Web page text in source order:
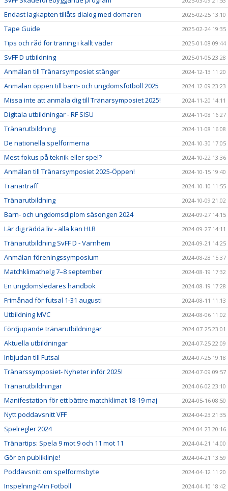
Endast lagkapten tillåts dialog med domaren 2025-02-25 13:10
Tape Guide 2025-02-24 19:35
Tips och råd för träning i kallt väder 2025-01-08 09:44
SvFF D utbildning 2025-01-05 23:28
Anmälan till Tränarsymposiet stänger 2024-12-13 11:20
Anmälan öppen till barn- och ungdomsfotboll 2025 2024-12-09 23:23
Missa inte att anmäla dig till Tränarsymposiet 2025! 2024-11-20 14:11
Digitala utbildningar - RF SISU 2024-11-08 16:27
Tränarutbildning 2024-11-08 16:08
De nationella spelformerna 2024-10-30 17:05
Mest fokus på teknik eller spel? 2024-10-22 13:36
Anmälan till Tränarsymposiet 2025-Öppen! 2024-10-15 19:40
Tränarträff 2024-10-10 11:55
Tränarutbildning 2024-10-09 21:02
Barn- och ungdomsdiplom säsongen 2024 2024-09-27 14:15
Lär dig rädda liv - alla kan HLR 2024-09-27 14:11
Tränarutbildning SvFF D - Varnhem 2024-09-21 14:25
Anmälan föreningssymposium 2024-08-28 15:37
Matchklimathelg 7–8 september 2024-08-19 17:32
En ungdomsledares handbok 2024-08-19 17:28
Frimånad för futsal 1-31 augusti 2024-08-11 11:13
Utbildning MVC 2024-08-06 11:02
Fördjupande tränarutbildningar 2024-07-25 23:01
Aktuella utbildningar 2024-07-25 22:09
Inbjudan till Futsal 2024-07-25 19:18
Tränarssymposiet- Nyheter inför 2025! 2024-07-09 09:57
Tränarutbildningar 2024-06-02 23:10
Manifestation för ett bättre matchklimat 18-19 maj 2024-05-16 08:50
Nytt poddavsnitt VFF 2024-04-23 21:35
Spelregler 2024 2024-04-23 20:16
Tränartips: Spela 9 mot 9 och 11 mot 11 2024-04-21 14:00
Gör en publiklinje! 2024-04-21 13:59
Poddavsnitt om spelformsbyte 2024-04-12 11:20
Inspelning-Min Fotboll 2024-04-10 18:42